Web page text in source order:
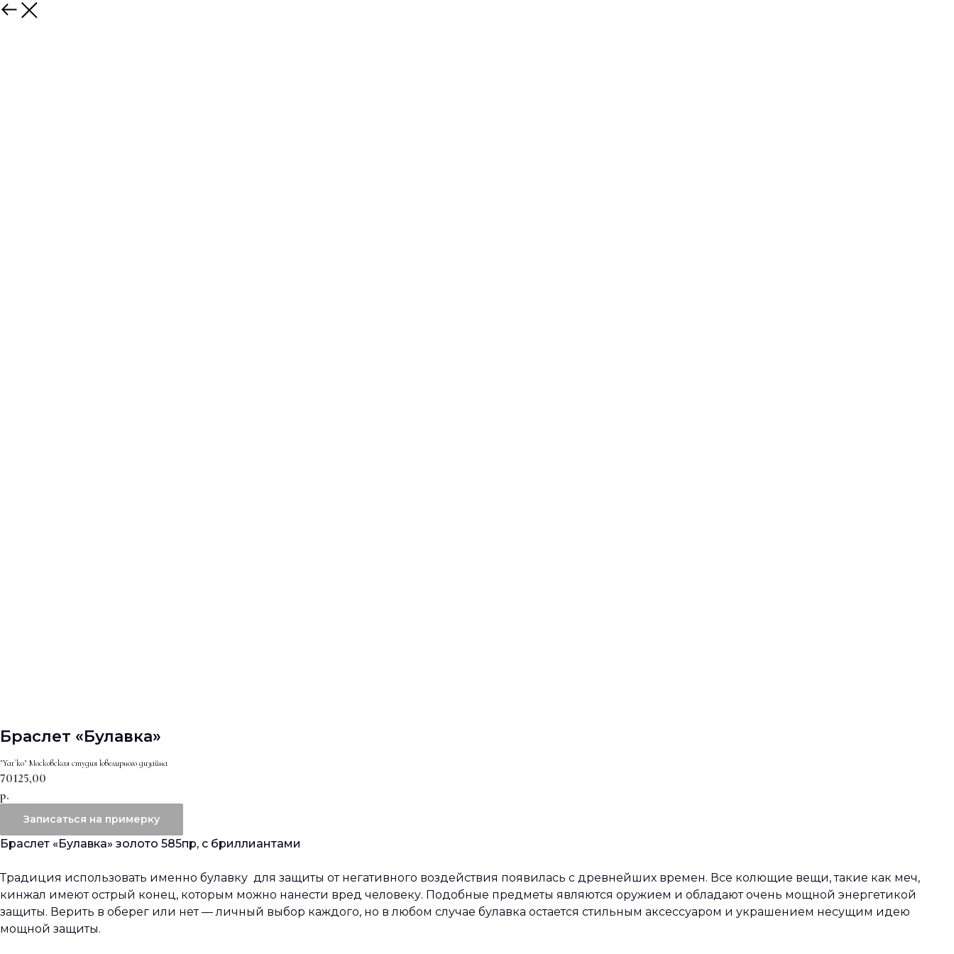
Браслет «Булавка»
"Yar`ko" Московская студия ювелирного дизайна
70125,00
р.
Записаться на примерку
Браслет «Булавка» золото 585пр, с бриллиантами
Традиция использовать именно булавку для защиты от негативного воздействия появилась с древнейших времен. Все колющие вещи, такие как меч,
кинжал имеют острый конец, которым можно нанести вред человеку. Подобные предметы являются оружием и обладают очень мощной энергетикой
защиты. Верить в оберег или нет — личный выбор каждого, но в любом случае булавка остается стильным аксессуаром и украшением несущим идею
мощной защиты.